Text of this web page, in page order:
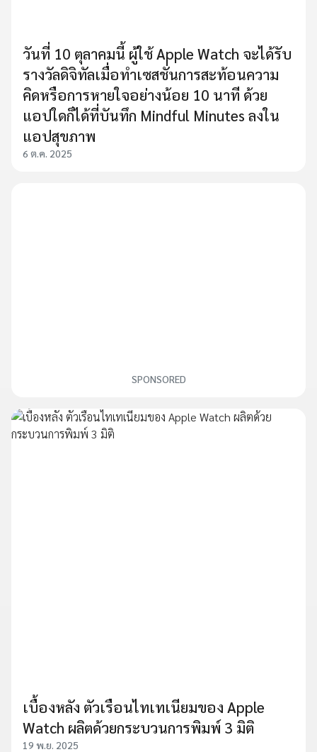
วันที่ 10 ตุลาคมนี้ ผู้ใช้ Apple Watch จะได้รับ
รางวัลดิจิทัลเมื่อทำเซสชั่นการสะท้อนความ
คิดหรือการหายใจอย่างน้อย 10 นาที ด้วย
แอปใดก็ได้ที่บันทึก Mindful Minutes ลงใน
แอปสุขภาพ
6 ต.ค. 2025
SPONSORED
เบื้องหลัง ตัวเรือนไทเทเนียมของ Apple
Watch ผลิตด้วยกระบวนการพิมพ์ 3 มิติ
19 พ.ย. 2025